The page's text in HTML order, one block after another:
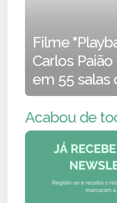
Filme
Carlos
em 55 salas
Acabou de